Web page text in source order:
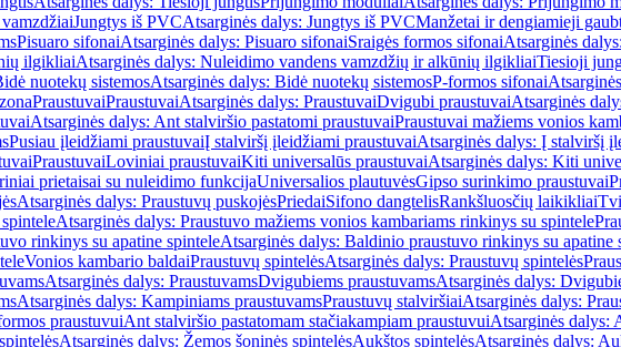
Jungtys iš PVCAtsarginės dalys: Jungtys iš PVCManžetai ir dengiamieji
Pisuaro sifonaiAtsarginės dalys: Pisuaro sifonaiSraigės formos sifonaiAtsarginės
ilgikliaiAtsarginės dalys: Nuleidimo vandens vamzdžių ir alkūnių ilgikliaiTiesioji
nuotekų sistemosAtsarginės dalys: Bidė nuotekų sistemosP-formos sifonai
PraustuvaiPraustuvaiAtsarginės dalys: PraustuvaiDvigubi praustuvaiAtsarginės
Atsarginės dalys: Ant stalviršio pastatomi praustuvaiPraustuvai mažiems vonios
Pusiau įleidžiami praustuvaiĮ stalviršį įleidžiami praustuvaiAtsarginės dalys: Į stalviršį
PraustuvaiLoviniai praustuvaiKiti universalūs praustuvaiAtsarginės dalys: Kiti
prietaisai su nuleidimo funkcijaUniversalios plautuvėsGipso surinkimo praustuvai
Atsarginės dalys: Praustuvų puskojėsPriedaiSifono dangtelisRankšluosčių laikikliai
Atsarginės dalys: Praustuvo mažiems vonios kambariams rinkinys su spintele
rinkinys su apatine spinteleAtsarginės dalys: Baldinio praustuvo rinkinys su apatine
Vonios kambario baldaiPraustuvų spintelėsAtsarginės dalys: Praustuvų spintelės
Atsarginės dalys: PraustuvamsDvigubiems praustuvamsAtsarginės dalys:
Atsarginės dalys: Kampiniams praustuvamsPraustuvų stalviršiaiAtsarginės dalys:
praustuvuiAnt stalviršio pastatomam stačiakampiam praustuvuiAtsarginės dalys:
Atsarginės dalys: Žemos šoninės spintelėsAukštos spintelėsAtsarginės dalys: